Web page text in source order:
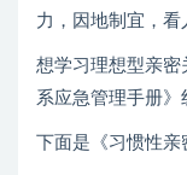
力，因地制宜，看
想学习理想型亲密
系应急管理手册》
下面是《习惯性